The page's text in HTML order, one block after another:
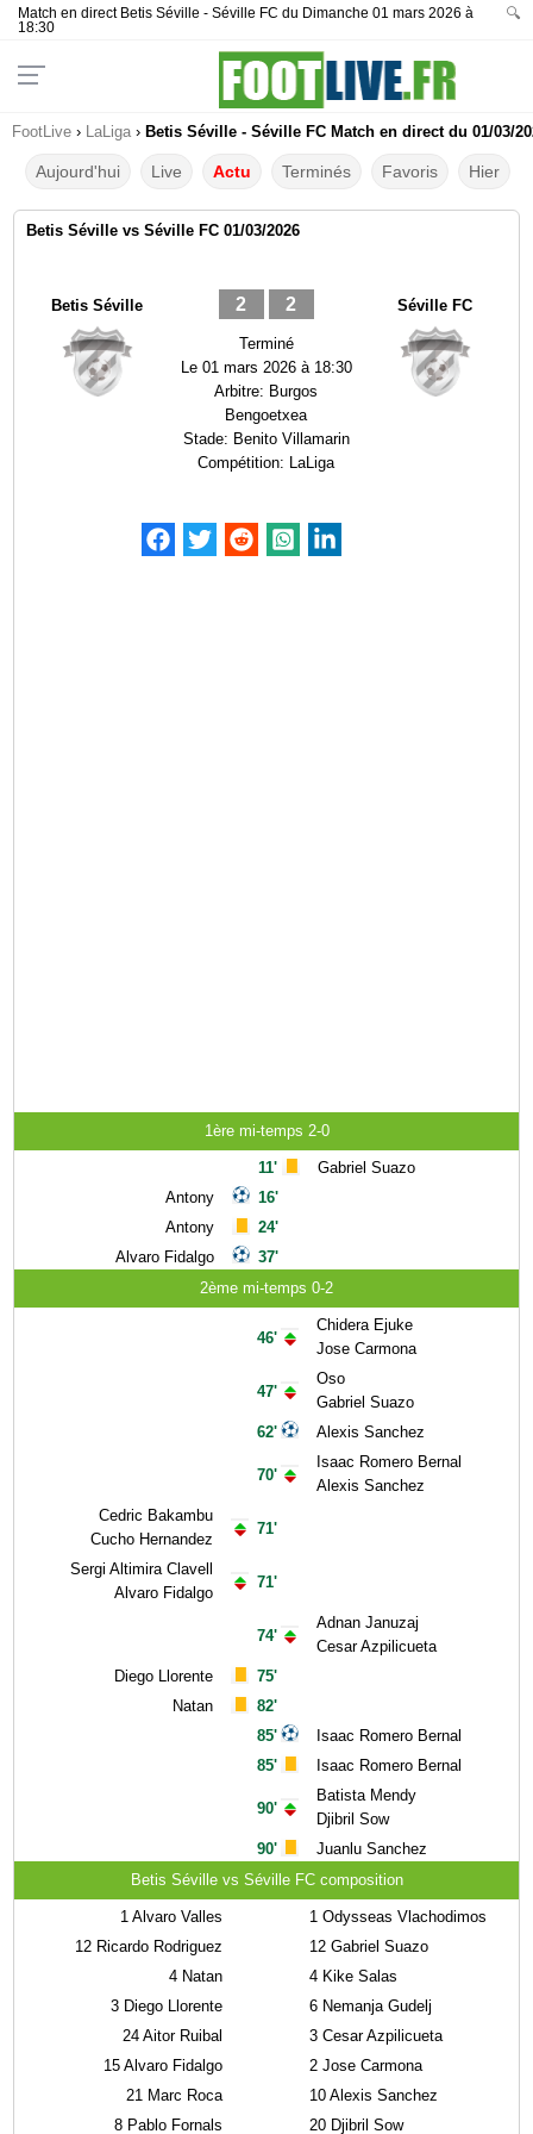
Match en direct Betis Séville - Séville FC du Dimanche 01 mars 2026 à
18:30
🔍
FootLive › LaLiga › Betis Séville - Séville FC Match en direct du 01/03/
Aujourd'hui Live Actu Terminés Favoris Hier
Betis Séville vs Séville FC 01/03/2026
Betis Séville 2 2
Terminé
Le 01 mars 2026 à 18:30
Arbitre: Burgos
Bengoetxea
Stade: Benito Villamarin
Compétition: LaLiga
Séville FC
1ère mi-temps 2-0
Antony
Antony
Alvaro Fidalgo
11'
16'
24'
37'
Gabriel Suazo
2ème mi-temps 0-2
Cedric Bakambu
Cucho Hernandez
Sergi Altimira Clavell
Alvaro Fidalgo
Diego Llorente
Natan
46'
47'
62'
70'
71'
71'
74'
75'
82'
85'
85'
90'
90'
Chidera Ejuke
Jose Carmona
Oso
Gabriel Suazo
Alexis Sanchez
Isaac Romero Bernal
Alexis Sanchez
Adnan Januzaj
Cesar Azpilicueta
Isaac Romero Bernal
Isaac Romero Bernal
Batista Mendy
Djibril Sow
Juanlu Sanchez
Betis Séville vs Séville FC composition
1 Alvaro Valles
12 Ricardo Rodriguez
4 Natan
3 Diego Llorente
24 Aitor Ruibal
15 Alvaro Fidalgo
21 Marc Roca
8 Pablo Fornals
1 Odysseas Vlachodimos
12 Gabriel Suazo
4 Kike Salas
6 Nemanja Gudelj
3 Cesar Azpilicueta
2 Jose Carmona
10 Alexis Sanchez
20 Djibril Sow